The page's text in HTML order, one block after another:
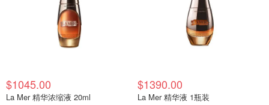
$1045.00
La Mer 精华浓缩液 20ml
$1390.00
La Mer 精华液 1瓶装